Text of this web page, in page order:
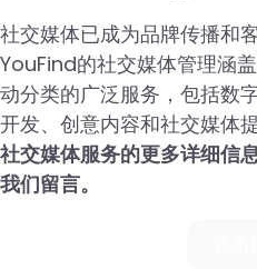
社交媒体已成为品牌传播和
YouFind的社交媒体管理涵
动分类的广泛服务，包括数
开发、创意内容和社交媒体
社交媒体服务的更多详细信
我们留言。